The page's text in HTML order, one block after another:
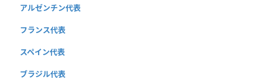
アルゼンチン代表
フランス代表
スペイン代表
ブラジル代表